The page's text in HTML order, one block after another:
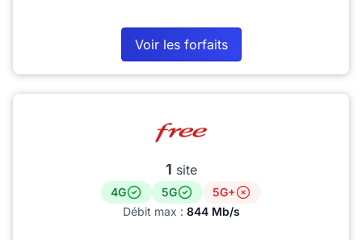
Voir les forfaits
1 site
4G 5G
5G+
Débit max : 844 Mb/s